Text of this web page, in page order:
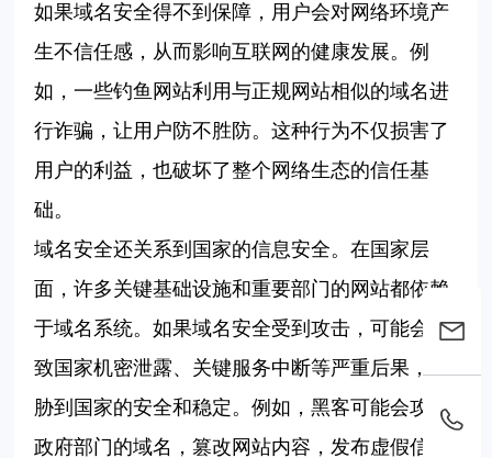
如果域名安全得不到保障，用户会对网络环境产
生不信任感，从而影响互联网的健康发展。例
如，一些钓鱼网站利用与正规网站相似的域名进
行诈骗，让用户防不胜防。这种行为不仅损害了
用户的利益，也破坏了整个网络生态的信任基
础。
域名安全还关系到国家的信息安全。在国家层
面，许多关键基础设施和重要部门的网站都依赖
于域名系统。如果域名安全受到攻击，可能会导
致国家机密泄露、关键服务中断等严重后果，威
胁到国家的安全和稳定。例如，黑客可能会攻击
政府部门的域名，篡改网站内容，发布虚假信